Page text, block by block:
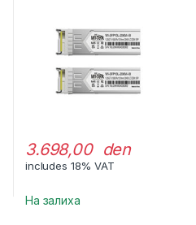
3.698,00 den
includes 18% VAT
На залиха